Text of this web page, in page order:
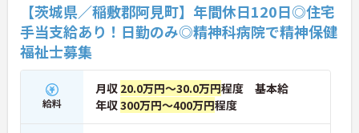
【茨城県／稲敷郡阿見町】年間休日120日◎住宅
手当支給あり！日勤のみ◎精神科病院で精神保健
福祉士募集
給料
月収 20.0万円～30.0万円程度 基本給
年収300万円～400万円程度